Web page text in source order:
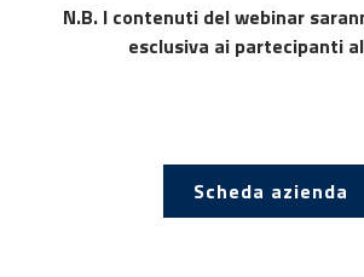
N.B. I contenuti del webinar
esclusiva ai partecipanti
Scheda azienda